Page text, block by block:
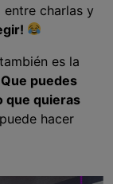
charlas y
es la
puedes
que quieras
hacer